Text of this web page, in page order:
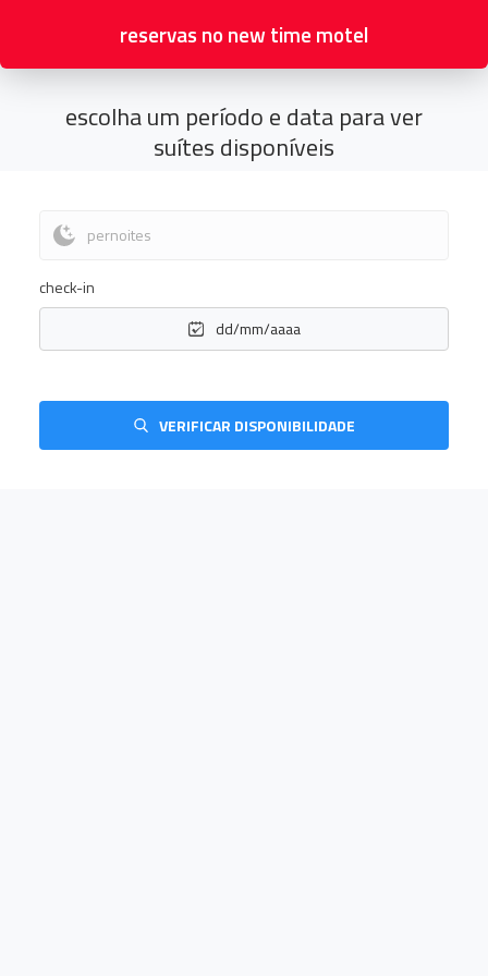
reservas no new time motel
escolha um período e data para ver
suítes disponíveis
pernoites
check-in
dd/mm/aaaa
VERIFICAR DISPONIBILIDADE